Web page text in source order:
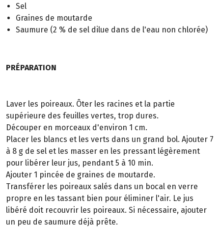
Sel
Graines de moutarde
Saumure (2 % de sel dilue dans de l'eau non chlorée)
PRÉPARATION
Laver les poireaux. Ôter les racines et la partie
supérieure des feuilles vertes, trop dures.
Découper en morceaux d'environ 1 cm.
Placer les blancs et les verts dans un grand bol. Ajouter 7
à 8 g de sel et les masser en les pressant légèrement
pour libérer leur jus, pendant 5 à 10 min.
Ajouter 1 pincée de graines de moutarde.
Transférer les poireaux salés dans un bocal en verre
propre en les tassant bien pour éliminer l'air. Le jus
libéré doit recouvrir les poireaux. Si nécessaire, ajouter
un peu de saumure déjà prête.